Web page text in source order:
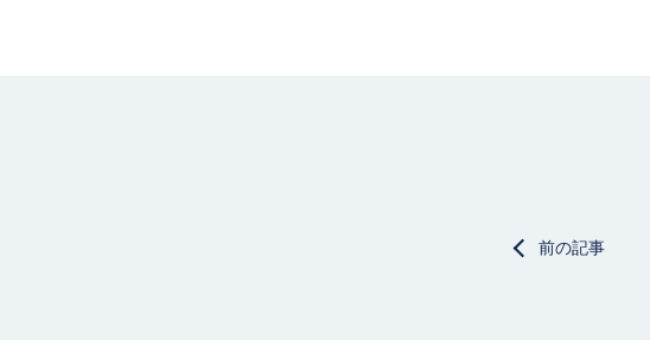
前の記事